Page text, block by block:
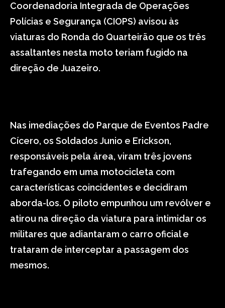
Coordenadoria Integrada de Operações
Polícias e Segurança (CIOPS) avisou às
viaturas do Ronda do Quarteirão que os três
assaltantes nesta moto teriam fugido na
direção de Juazeiro.
Nas imediações do Parque de Eventos Padre
Cícero, os Soldados Junio e Erickson,
responsáveis pela área, viram três jovens
trafegando em uma motocicleta com
características coincidentes e decidiram
aborda-los. O piloto empunhou um revólver e
atirou na direção da viatura para intimidar os
militares que adiantaram o carro oficial e
trataram de interceptar a passagem dos
mesmos.